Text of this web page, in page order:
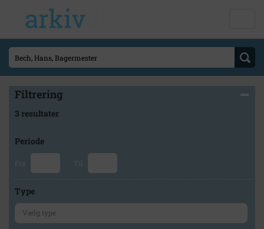
Filtrering
3 resultater
Periode
Fra Til
Type